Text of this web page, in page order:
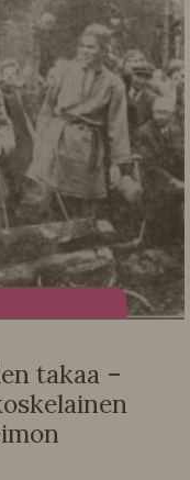
takaa –